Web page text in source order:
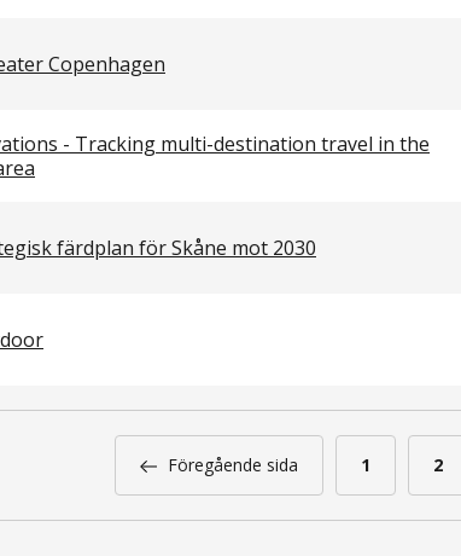
Copenhagen
- Tracking multi-destination travel in the
färdplan för Skåne mot 2030
Föregående sida
Föregående
Sida
1 Sida
2